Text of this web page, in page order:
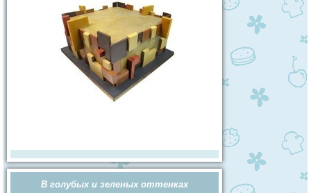
В голубых и зеленых оттенках